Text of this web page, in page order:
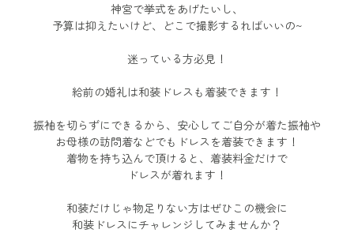
神宮で挙式をあげたいし、
予算は抑えたいけど、どこで撮影するればいいの~
迷っている方必見！
給前の婚礼は和装ドレスも着装できます！
振袖を切らずにできるから、安心してご自分が着た振袖や
お母様の訪問着などでもドレスを着装できます！
着物を持ち込んで頂けると、着装料金だけで
ドレスが着れます！
和装だけじゃ物足りない方はぜひこの機会に
和装ドレスにチャレンジしてみませんか？